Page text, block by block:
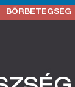
BŐRBETEGSÉG